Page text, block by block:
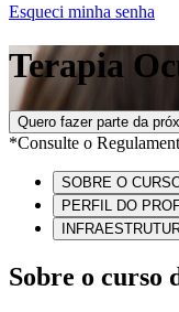
Esqueci minha senha
Terapia
Quero fazer parte da
*Consulte o
SOBRE O
PERFIL DO
Sobre o curso